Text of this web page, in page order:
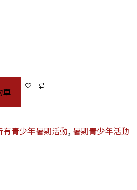
車
有青少年暑期活動, 暑期青少年活動